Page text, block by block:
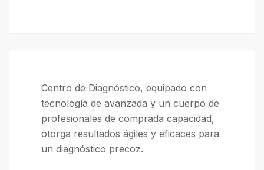
Centro de Diagnóstico, equipado con
tecnología de avanzada y un cuerpo de
profesionales de comprada capacidad,
otorga resultados ágiles y eficaces para
un diagnóstico precoz.